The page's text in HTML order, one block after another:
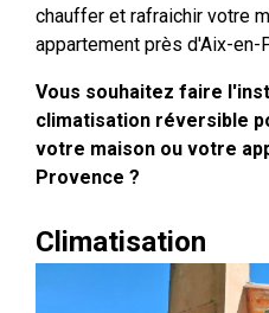
chauffer et rafraichir votre
appartement près d'Aix-en-
Vous souhaitez faire
climatisation réversible
votre maison ou votre
Provence ?
Climatisation